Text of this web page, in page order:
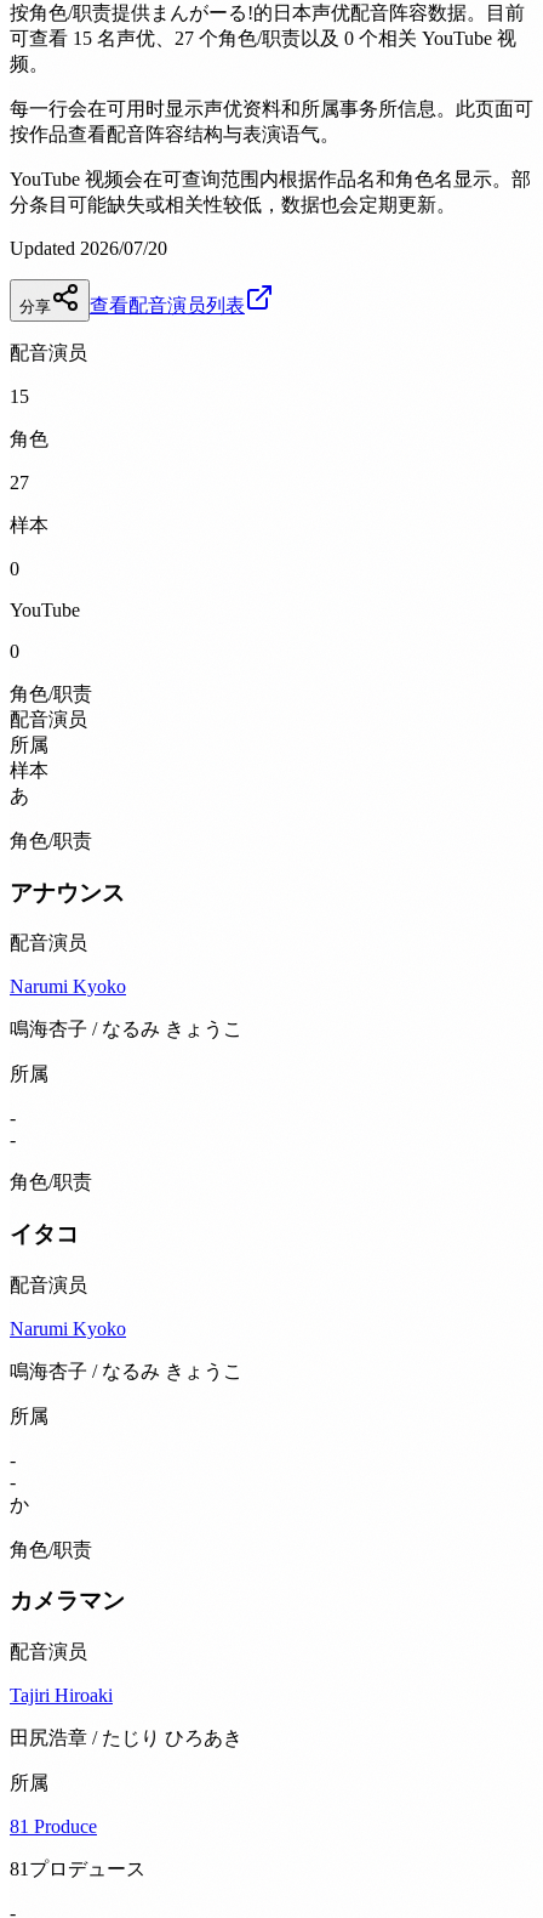
按角色/职责提供まんがーる!的日本声优配音阵容数据。目前
可查看 15 名声优、27 个角色/职责以及 0 个相关 YouTube 视
频。
每一行会在可用时显示声优资料和所属事务所信息。此页面可
按作品查看配音阵容结构与表演语气。
YouTube 视频会在可查询范围内根据作品名和角色名显示。部
分条目可能缺失或相关性较低，数据也会定期更新。
Updated 2026/07/20
分享 查看配音演员列表
配音演员
15
角色
27
样本
0
YouTube
0
角色/职责
配音演员
所属
样本
あ
角色/职责
アナウンス
配音演员
Narumi Kyoko
鳴海杏子 / なるみ きょうこ
所属
-
-
角色/职责
イタコ
配音演员
Narumi Kyoko
鳴海杏子 / なるみ きょうこ
所属
-
-
か
角色/职责
カメラマン
配音演员
Tajiri Hiroaki
田尻浩章 / たじり ひろあき
所属
81 Produce
81プロデュース
-